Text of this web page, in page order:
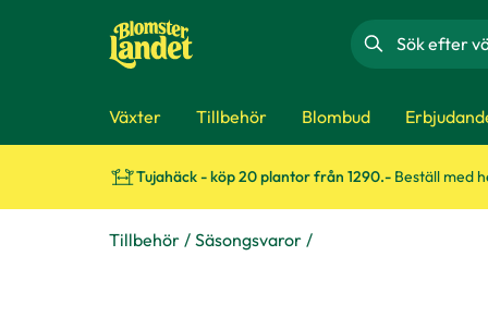
Sök
Växter Tillbehör Blombud
Tujahäck - köp 20 plantor från 1290.- Beställ med
Tillbehör Säsongsvaror